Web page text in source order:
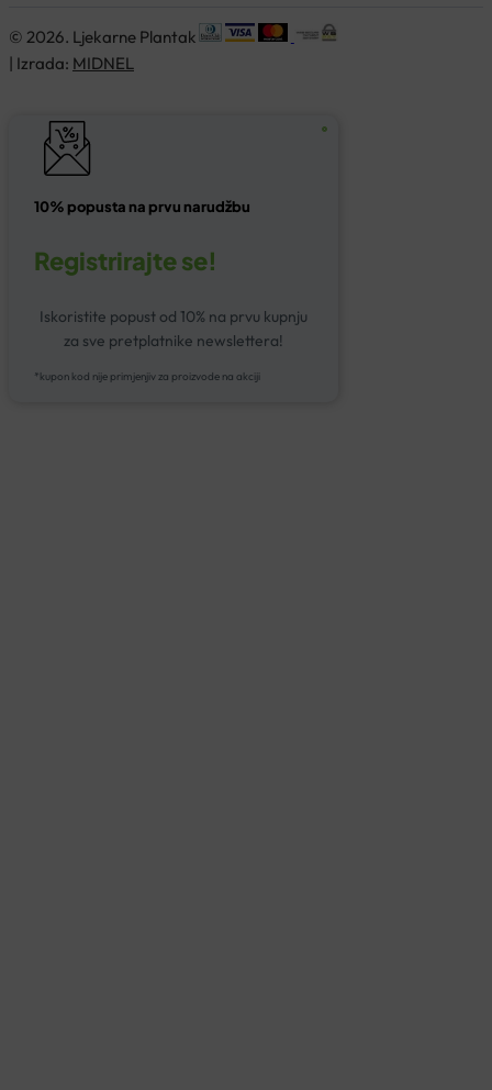
© 2026. Ljekarne Plantak
| Izrada: MIDNEL
10% popusta na prvu narudžbu
Registrirajte se!
Iskoristite popust od 10% na prvu kupnju
za sve pretplatnike newslettera!
*kupon kod nije primjenjiv za proizvode na akciji